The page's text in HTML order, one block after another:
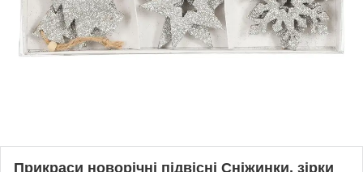
Прикраси новорічні підвісні Сніжинки, зірки